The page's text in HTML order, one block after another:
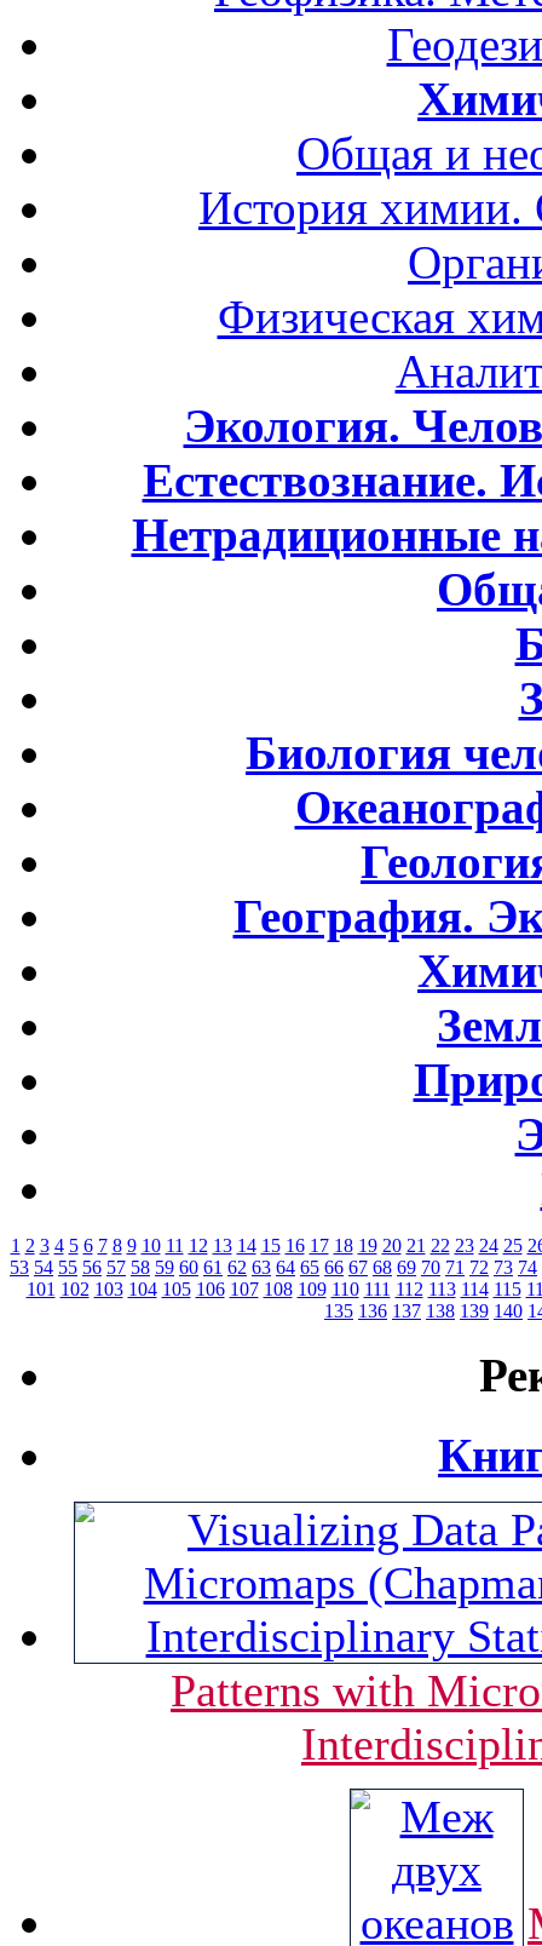
Общая и
История
Физическая
Экология.
Естествознание.
Нетрадиционные
Биология
География.
1 2 3 4 5 6 7 8 9 10 11 12 13 14 15 16 17 18 19 20 21 22 23 24 25
53 54 55 56 57 58 59 60 61 62 63 64 65 66 67 68 69 70 71 72 73 74
101 102 103 104 105 106 107 108 109 110 111 112 113 114 115
135 136 137 138 139 140
Patterns with